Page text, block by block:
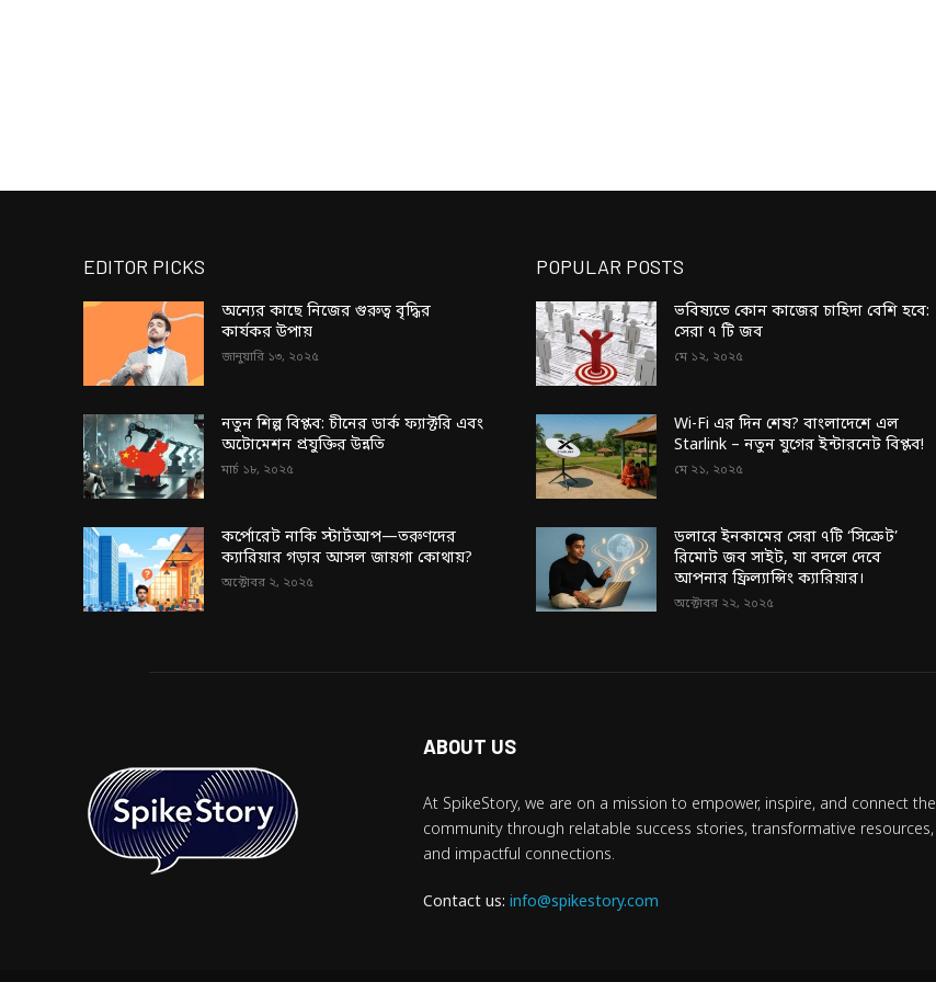
EDITOR PICKS
অন্যের কাছে নিজের গুরুত্ব বৃদ্ধির
কার্যকর উপায়
জানুয়ারি ১৩, ২০২৫
নতুন শিল্প বিপ্লব: চীনের ডার্ক ফ্যাক্টরি এবং
অটোমেশন প্রযুক্তির উন্নতি
মার্চ ১৮, ২০২৫
কর্পোরেট নাকি স্টার্টআপ—তরুণদের
ক্যারিয়ার গড়ার আসল জায়গা কোথায়?
অক্টোবর ২, ২০২৫
POPULAR POSTS
ভবিষ্যতে কোন কাজের চাহিদা বেশি হবে:
সেরা ৭ টি জব
মে ১২, ২০২৫
Wi-Fi এর দিন শেষ? বাংলাদেশে এল
Starlink – নতুন যুগের ইন্টারনেট বিপ্লব!
মে ২১, ২০২৫
ডলারে ইনকামের সেরা ৭টি ‘সিক্রেট’
রিমোট জব সাইট, যা বদলে দেবে
আপনার ফ্রিল্যান্সিং ক্যারিয়ার।
অক্টোবর ২২, ২০২৫
ABOUT US
At SpikeStory, we are on a mission to empower, inspire, and connect the
community through relatable success stories, transformative resources,
and impactful connections.
Contact us: info@spikestory.com